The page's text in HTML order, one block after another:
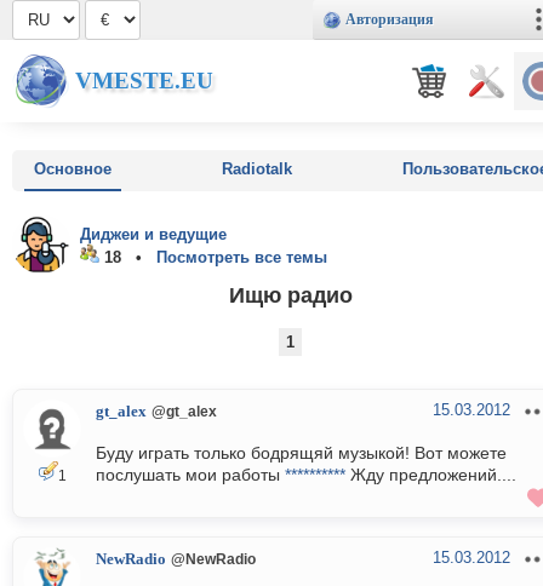
Авторизация
VMESTE.EU
Основное Radiotalk
Диджеи и ведущие
18 •
Посмотреть все темы
Ищю радио
1
1
gt_alex @gt_alex 15.03.2012
Буду играть только бодрящяй музыкой! Вот можете
послушать мои работы ********** Жду предложений....
NewRadio @NewRadio 15.03.2012